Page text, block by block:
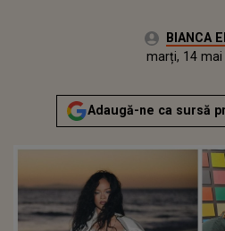
Autor:BIANCA
Actualizat:
marți, 14 mai
Adaugă-ne ca sursă